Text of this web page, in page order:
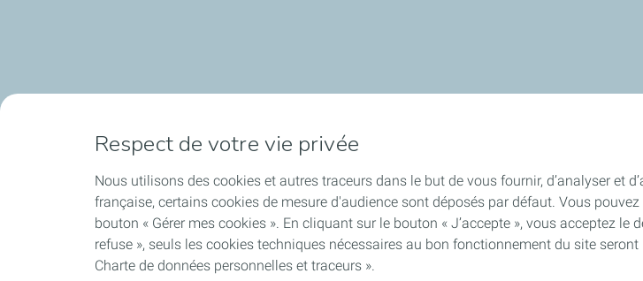
Respect de votre vie privée
Nous utilisons des cookies et autres traceurs dans le but de vous fournir, d’analyser et
française, certains cookies de mesure d'audience sont déposés par défaut. Vous
bouton « Gérer mes cookies ». En cliquant sur le bouton « J’accepte », vous acceptez
refuse », seuls les cookies techniques nécessaires au bon fonctionnement du site
Charte de données personnelles et traceurs ».